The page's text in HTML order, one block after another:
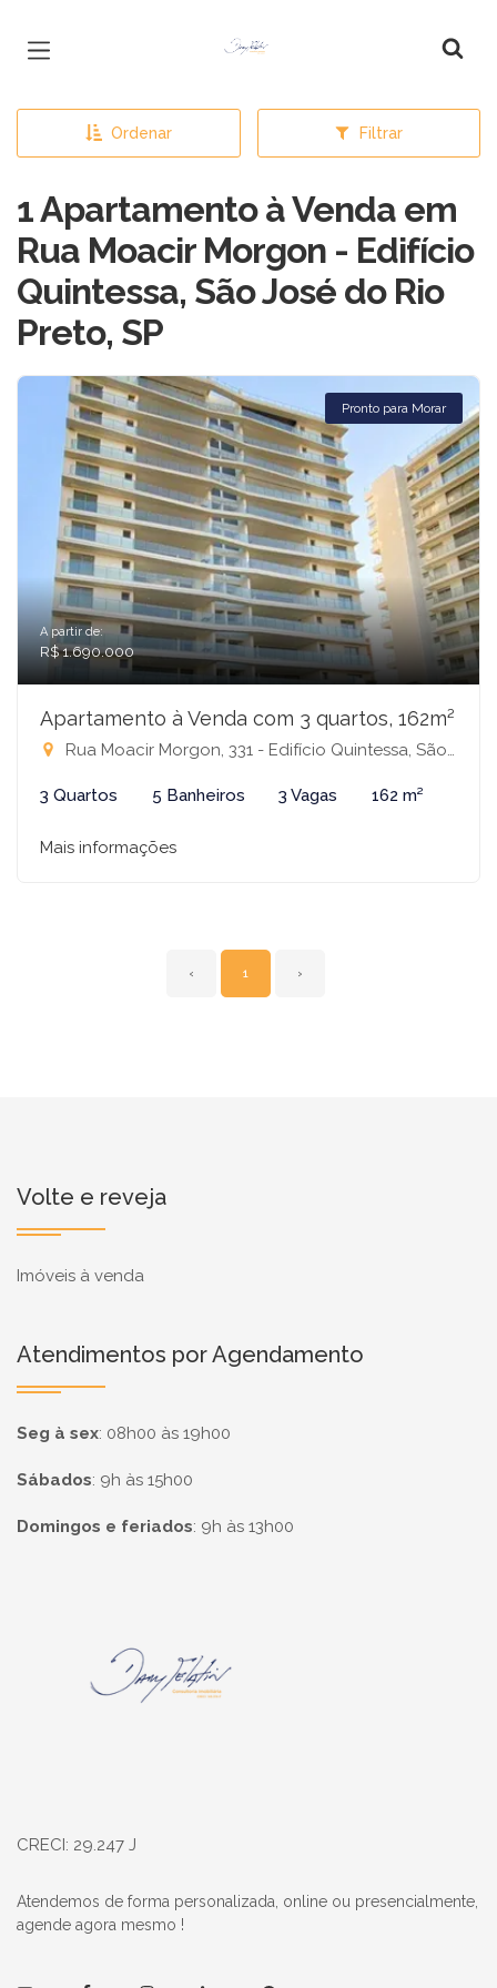
Página inicial
Ordenar Filtrar
1 Apartamento à Venda em
Rua Moacir Morgon - Edifício
Quintessa, São José do Rio
Preto, SP
Pronto para Morar
A partir de:
R$ 1.690.000
Apartamento à Venda com 3 quartos, 162m²
Rua Moacir Morgon, 331 - Edifício Quintessa, São José do Rio Preto-SP
3 Quartos 5 Banheiros 3 Vagas 162 m²
Mais informações
‹ 1 ›
Volte e reveja
Imóveis à venda
Atendimentos por Agendamento
Seg à sex: 08h00 às 19h00
Sábados: 9h às 15h00
Domingos e feriados: 9h às 13h00
CRECI: 29.247 J
Atendemos de forma personalizada, online ou presencialmente,
agende agora mesmo !